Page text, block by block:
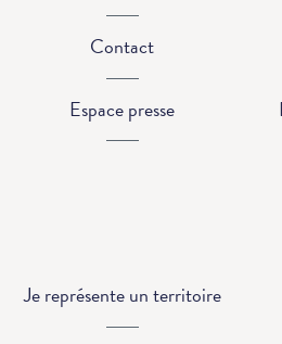
Contact
Espace presse
Je représente un territoire